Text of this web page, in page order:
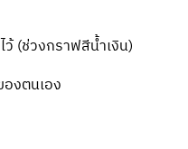
(ช่วงกราฟสีน้ำเงิน)
งตนเอง